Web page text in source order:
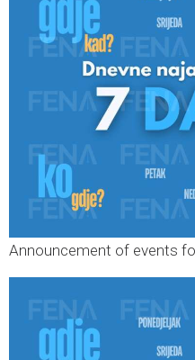
Announcement of events